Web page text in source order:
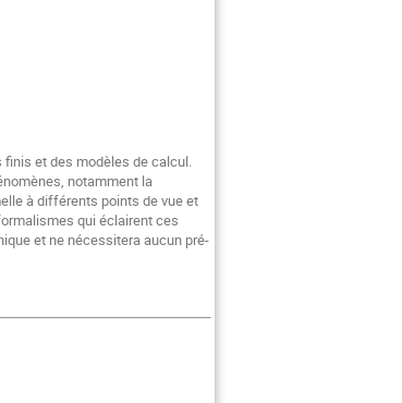
et des modèles de calcul.
notamment la
à différents points de vue et
qui éclairent ces
et ne nécessitera aucun pré-